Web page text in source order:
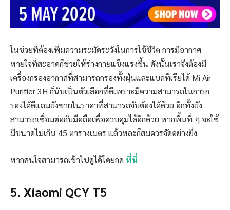
ในช่วยที่ต้องเพิ่มความระมัดระวังในการใช้ชีวิต การมีอากาศ
หายใจที่สะอาดก็ช่วยให้ร่างกายแข็งแรงขึ้น ดังนั้นเราจึงต้องมี
เครื่องกรองอากาศที่สามารถกรองทั้งฝุ่นและแบคทีเรียได้ Mi Air
Purifier 3H ก็นับเป็นตัวเลือกที่ดีเพราะมีความสามารถในการก
รองได้ดีแถมยังขายในราคาที่สามารถจับต้องได้ด้วย อีกทั้งยัง
สามารถเชื่อมต่อกับมือถือเพื่อควบคุมได้อีกด้วย หากพื้นที่ ๆ จะใช้
มีขนาดไม่เกิน 45 ตารางเมตร แล้วหละก็สมควรจัดอย่างยิ่ง
หากสนใจสามารถเข้าไปดูได้โดยกด ที่นี่
5. Xiaomi QCY T5